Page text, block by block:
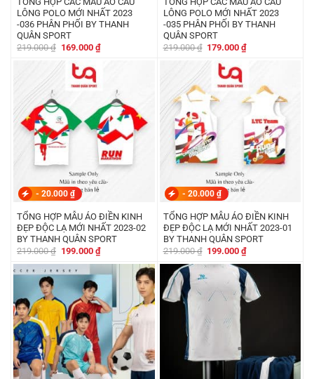
LÔNG POLO MỚI NHẤT 2023
-036 PHÂN PHỐI BY THANH
QUÂN SPORT
219.000₫ Giá
là:
219.000 ₫.
169.000 ₫Giá
hiện
LÔNG POLO MỚI NHẤT 2023
-035 PHÂN PHỐI BY THANH
QUÂN SPORT
219.000₫ Giá
là:
219.000 ₫.
179.000₫Giá
- 20.000 ₫
TỔNG HỢP MẪU ÁO ĐIỀN KINH
ĐẸP ĐỘC LẠ MỚI NHẤT 2023-02
BY THANH QUÂN SPORT
219.000₫ Giá
là:
219.000 ₫.
199.000 ₫Giá
hiện
tại
là:
199.000 ₫.
- 20.000 ₫
TỔNG HỢP MẪU ÁO ĐIỀN KINH
ĐẸP ĐỘC LẠ MỚI NHẤT 2023-01
BY THANH QUÂN SPORT
219.000₫ Giá
là:
219.000 ₫.
199.000₫Giá
tại
là:
199.000 ₫.